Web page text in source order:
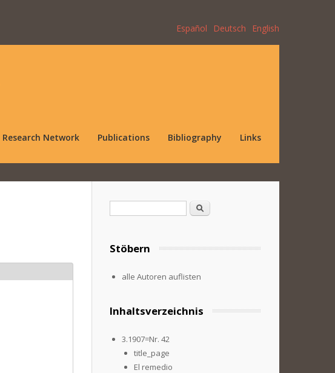
Español Deutsch English
Research Network Publications Bibliography Links
Search
Stöbern
alle Autoren auflisten
Inhaltsverzeichnis
3.1907=Nr. 42
title_page
El remedio